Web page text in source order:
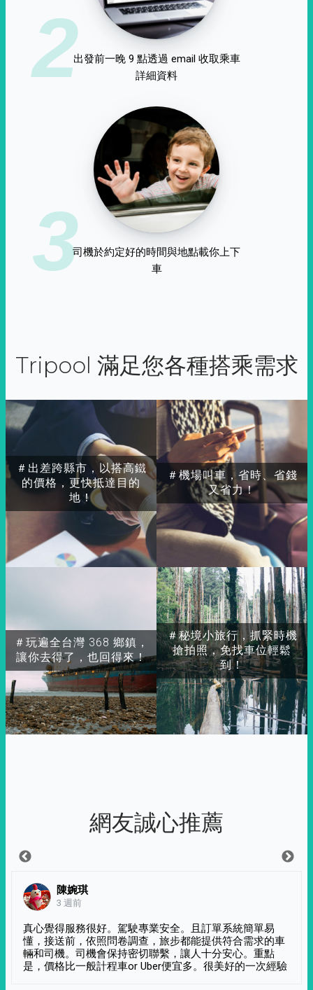
2出發前一晚 9 點透過 email 收取乘車
詳細資料
3司機於約定好的時間與地點載你上下
車
Tripool 滿足您各種搭乘需求
＃出差跨縣市，以搭高鐵
的價格，更快抵達目的
地！
＃玩遍全台灣 368 鄉鎮，
讓你去得了，也回得來！
＃秘境小旅行，抓緊時機
搶拍照，免找車位輕鬆
到！
＃機場叫車，省時、省錢
又省力！
網友誠心推薦
陳婉琪
3 週前
真心覺得服務很好。駕駛專業安全。且訂單系統簡單易
懂，接送前，依照問卷調查，旅步都能提供符合需求的車
輛和司機。司機會保持密切聯繫，讓人十分安心。重點
是，價格比一般計程車or Uber便宜多。很美好的一次經驗